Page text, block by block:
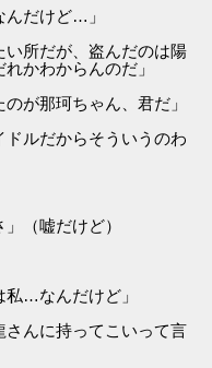
んだけど…」
所だが、盗んだのは陽
かわからんのだ」
が那珂ちゃん、君だ」
ルだからそういうのわ
（嘘だけど）
…なんだけど」
んに持ってこいって言